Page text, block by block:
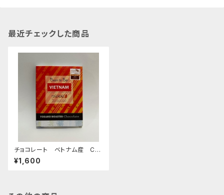
最近チェックした商品
チョコレート ベトナム産 CA
CAO 73％ 50ｇ
¥1,600